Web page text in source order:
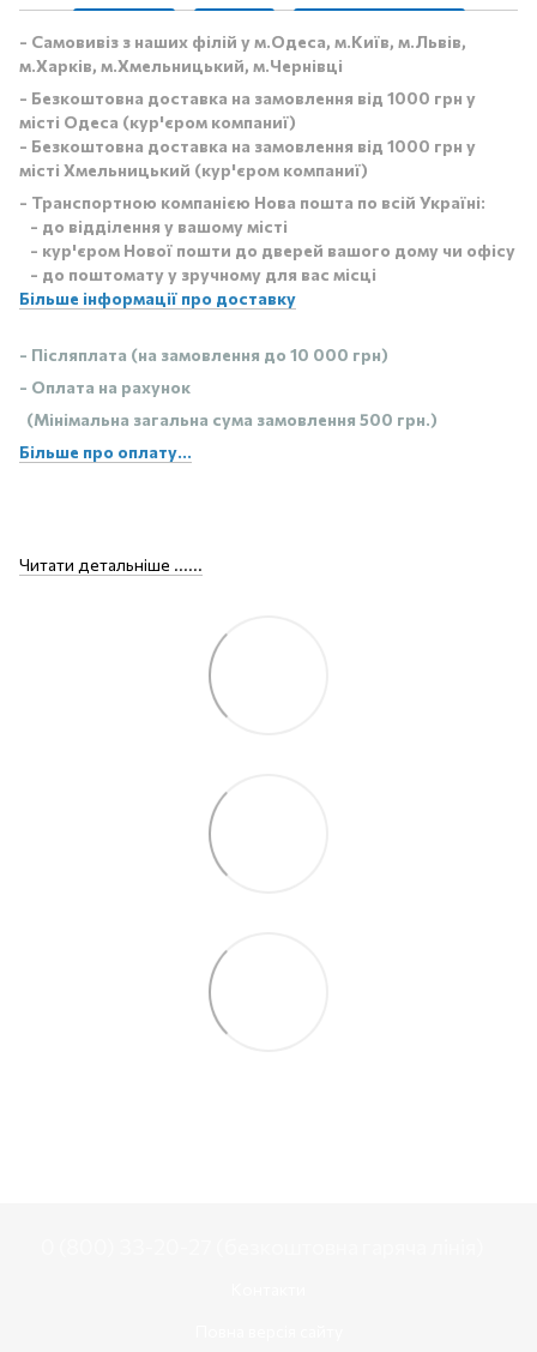
- Самовивіз з наших філій у м.Одеса, м.Київ, м.Львів,
м.Харків, м.Хмельницький, м.Чернівці
- Безкоштовна доставка на замовлення від 1000 грн у
місті Одеса (кур'єром компаниї)
- Безкоштовна доставка на замовлення від 1000 грн у
місті Хмельницький (кур'єром компаниї)
- Транспортною компанією Нова пошта по всій Україні:
- до відділення у вашому місті
- кур'єром Нової пошти до дверей вашого дому чи офісу
- до поштомату у зручному для вас місці
Більше інформації про доставку
- Післяплата (на замовлення до 10 000 грн)
- Оплата на рахунок
(Мінімальна загальна сума замовлення 500 грн.)
Більше про оплату...
Читати детальніше ......